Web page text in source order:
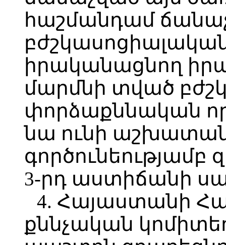
հաշմանդամ
իրականացնող
մարմնի տված
փորձաքննական
նա ունի
գործունեությամբ
3-րդ աստիճանի
4. Հայաստանի
քննչական